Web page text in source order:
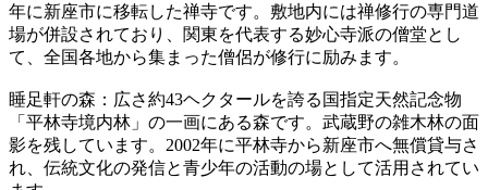
年に新座市に移転した禅寺です。敷地内には禅修行の専門道
場が併設されており、関東を代表する妙心寺派の僧堂とし
て、全国各地から集まった僧侶が修行に励みます。
睡足軒の森：広さ約43ヘクタールを誇る国指定天然記念物
「平林寺境内林」の一画にある森です。武蔵野の雑木林の面
影を残しています。2002年に平林寺から新座市へ無償貸与さ
れ、伝統文化の発信と青少年の活動の場として活用されてい